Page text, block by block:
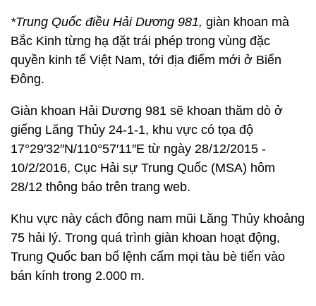
*Trung Quốc điều Hải Dương 981, giàn khoan mà
Bắc Kinh từng hạ đặt trái phép trong vùng đặc
quyền kinh tế Việt Nam, tới địa điểm mới ở Biển
Đông.
Giàn khoan Hải Dương 981 sẽ khoan thăm dò ở
giếng Lăng Thủy 24-1-1, khu vực có tọa độ
17°29′32″N/110°57′11″E từ ngày 28/12/2015 -
10/2/2016, Cục Hải sự Trung Quốc (MSA) hôm
28/12 thông báo trên trang web.
Khu vực này cách đông nam mũi Lăng Thủy khoảng
75 hải lý. Trong quá trình giàn khoan hoạt động,
Trung Quốc ban bố lệnh cấm mọi tàu bè tiến vào
bán kính trong 2.000 m.